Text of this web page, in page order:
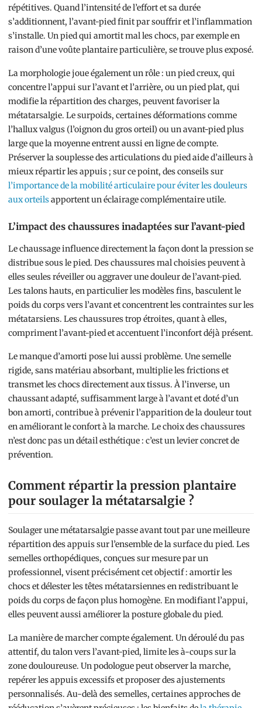
répétitives. Quand l’intensité de l’effort et sa durée
s’additionnent, l’avant-pied finit par souffrir et l’inflammation
s’installe. Un pied qui amortit mal les chocs, par exemple en
raison d’une voûte plantaire particulière, se trouve plus exposé.
La morphologie joue également un rôle : un pied creux, qui
concentre l’appui sur l’avant et l’arrière, ou un pied plat, qui
modifie la répartition des charges, peuvent favoriser la
métatarsalgie. Le surpoids, certaines déformations comme
l’hallux valgus (l’oignon du gros orteil) ou un avant-pied plus
large que la moyenne entrent aussi en ligne de compte.
Préserver la souplesse des articulations du pied aide d’ailleurs à
mieux répartir les appuis ; sur ce point, des conseils sur
l’importance de la mobilité articulaire pour éviter les douleurs
aux orteilsapportent un éclairage complémentaire utile.
L’impact des chaussures inadaptées sur l’avant-pied
Le chaussage influence directement la façon dont la pression se
distribue sous le pied. Des chaussures mal choisies peuvent à
elles seules réveiller ou aggraver une douleur de l’avant-pied.
Les talons hauts, en particulier les modèles fins, basculent le
poids du corps vers l’avant et concentrent les contraintes sur les
métatarsiens. Les chaussures trop étroites, quant à elles,
compriment l’avant-pied et accentuent l’inconfort déjà présent.
Le manque d’amorti pose lui aussi problème. Une semelle
rigide, sans matériau absorbant, multiplie les frictions et
transmet les chocs directement aux tissus. À l’inverse, un
chaussant adapté, suffisamment large à l’avant et doté d’un
bon amorti, contribue à prévenir l’apparition de la douleur tout
en améliorant le confort à la marche. Le choix des chaussures
n’est donc pas un détail esthétique : c’est un levier concret de
prévention.
Comment répartir la pression plantaire
pour soulager la métatarsalgie ?
Soulager une métatarsalgie passe avant tout par une meilleure
répartition des appuis sur l’ensemble de la surface du pied. Les
semelles orthopédiques, conçues sur mesure par un
professionnel, visent précisément cet objectif : amortir les
chocs et délester les têtes métatarsiennes en redistribuant le
poids du corps de façon plus homogène. En modifiant l’appui,
elles peuvent aussi améliorer la posture globale du pied.
La manière de marcher compte également. Un déroulé du pas
attentif, du talon vers l’avant-pied, limite les à-coups sur la
zone douloureuse. Un podologue peut observer la marche,
repérer les appuis excessifs et proposer des ajustements
personnalisés. Au-delà des semelles, certaines approches de